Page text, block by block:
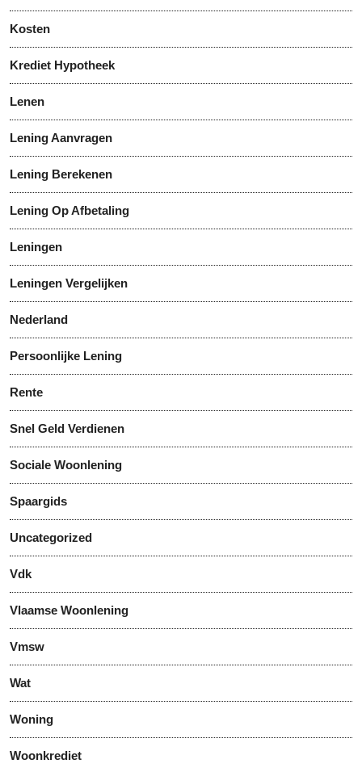
Kosten
Krediet Hypotheek
Lenen
Lening Aanvragen
Lening Berekenen
Lening Op Afbetaling
Leningen
Leningen Vergelijken
Nederland
Persoonlijke Lening
Rente
Snel Geld Verdienen
Sociale Woonlening
Spaargids
Uncategorized
Vdk
Vlaamse Woonlening
Vmsw
Wat
Woning
Woonkrediet